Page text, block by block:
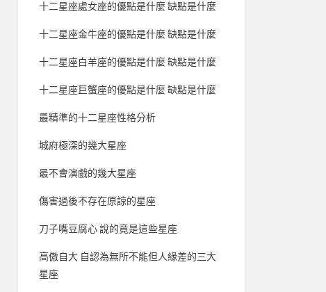
十二星座處女座的優點是什麼 缺點是什麼
十二星座金牛座的優點是什麼 缺點是什麼
十二星座白羊座的優點是什麼 缺點是什麼
十二星座巨蟹座的優點是什麼 缺點是什麼
最精準的十二星座性格分析
城府極深的幾大星座
最不會演戲的幾大星座
傷害過後不存在原諒的星座
刀子嘴豆腐心 說的竟是這些星座
高傲自大 自認為無所不能但人緣差的三大
星座